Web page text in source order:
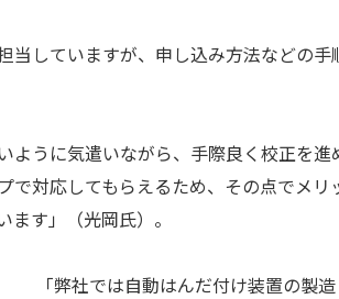
当していますが、申し込み方法などの
ように気遣いながら、手際良く校正を
で対応してもらえるため、その点でメ
す」（光岡氏）。
「弊社では自動はんだ付け装置の製